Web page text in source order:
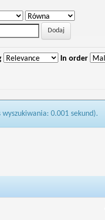
In order
wyszukiwania: 0.001 sekund).